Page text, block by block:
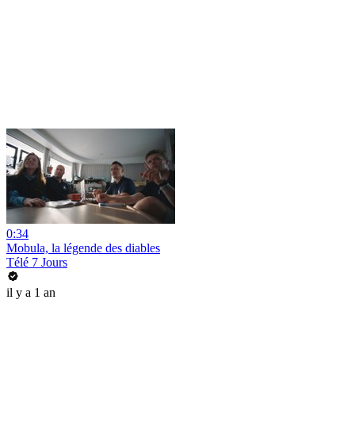
0:34
Mobula, la légende des diables
Télé 7 Jours
il y a 1 an